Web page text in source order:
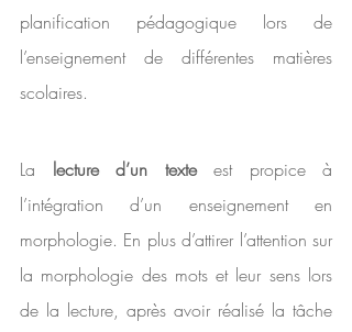
planification pédagogique lors de
l’enseignement de différentes matières
scolaires.
La lecture d’un texte est propice à
l’intégration d’un enseignement en
morphologie. En plus d’attirer l’attention sur
la morphologie des mots et leur sens lors
de la lecture, après avoir réalisé la tâche